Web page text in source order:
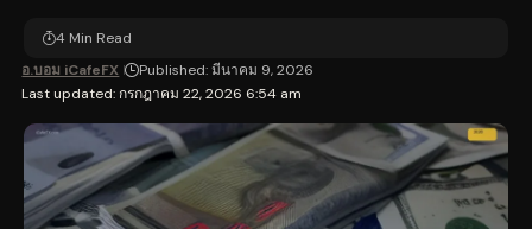
Last updated: กรกฎาคม 22, 2026 6:54 am
อ.บอม iCafeFX Published: มีนาคม 9, 2026
4 Min Read